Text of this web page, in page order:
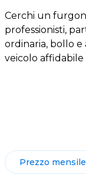
Cerchi un
professionisti,
ordinaria, bollo e
veicolo
Prezzo